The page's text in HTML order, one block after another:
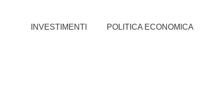
INVESTIMENTI POLITICA ECONOMICA